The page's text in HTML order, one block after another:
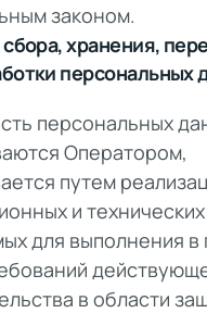
законом.
хранения,
персональных
персональных
Оператором,
путем
и
для выполнения в
в области